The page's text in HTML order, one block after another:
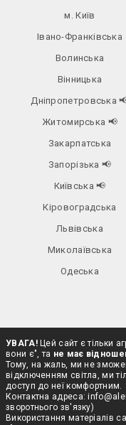
м. Київ
Івано-Франківська
Волинська
Вінницька
Дніпропетровська
Житомирська 📢
Закарпатська
Запорізька 📢
Київська📢
Кіровоградська
Львівська
Миколаївська
Одеська
УВАГА!Цей сайт є тільки
вони є", та не має
Тому, на жаль, ми не
відключенням світла, ми
доступ до неї комфортним.
Контактна адреса:
зворотнього зв'язку)
Використання матеріалів